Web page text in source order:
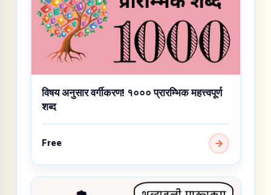
विषय अनुसार वर्गीकरण! १००० प्रारम्भिक महत्त्वपूर्ण
शब्द
Free